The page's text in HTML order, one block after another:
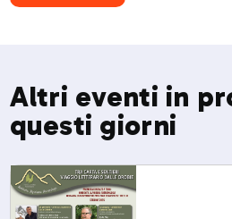
Altri eventi in
questi giorni